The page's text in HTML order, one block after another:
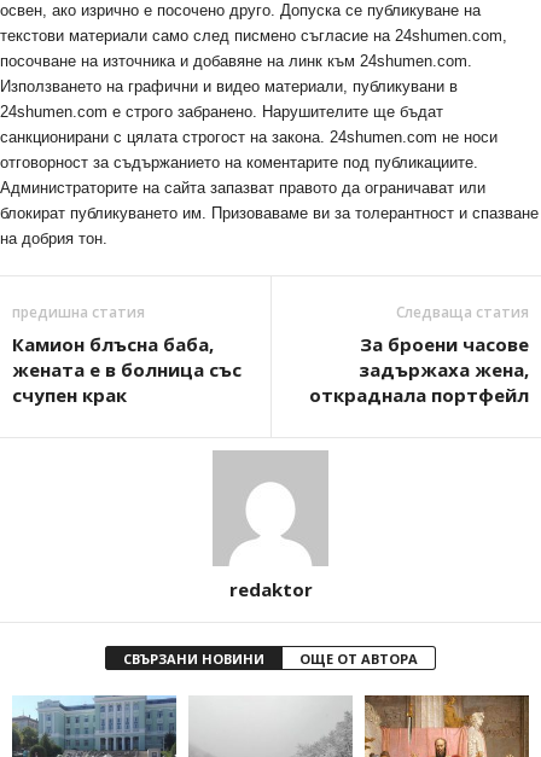
освен, ако изрично е посочено друго. Допуска се публикуване на
текстови материали само след писмено съгласие на 24shumen.com,
посочване на източника и добавяне на линк към 24shumen.com.
Използването на графични и видео материали, публикувани в
24shumen.com е строго забранено. Нарушителите ще бъдат
санкционирани с цялата строгост на закона. 24shumen.com не носи
отговорност за съдържанието на коментарите под публикациите.
Администраторите на сайта запазват правото да ограничават или
блокират публикуването им. Призоваваме ви за толерантност и спазване
на добрия тон.
предишна статия
Камион блъсна баба,
жената е в болница със
счупен крак
Следваща статия
За броени часове
задържаха жена,
откраднала портфейл
redaktor
СВЪРЗАНИ НОВИНИ ОЩЕ ОТ АВТОРА